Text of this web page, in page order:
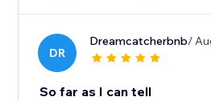
DR
Dreamcatcherbnb/
So far as I can tell